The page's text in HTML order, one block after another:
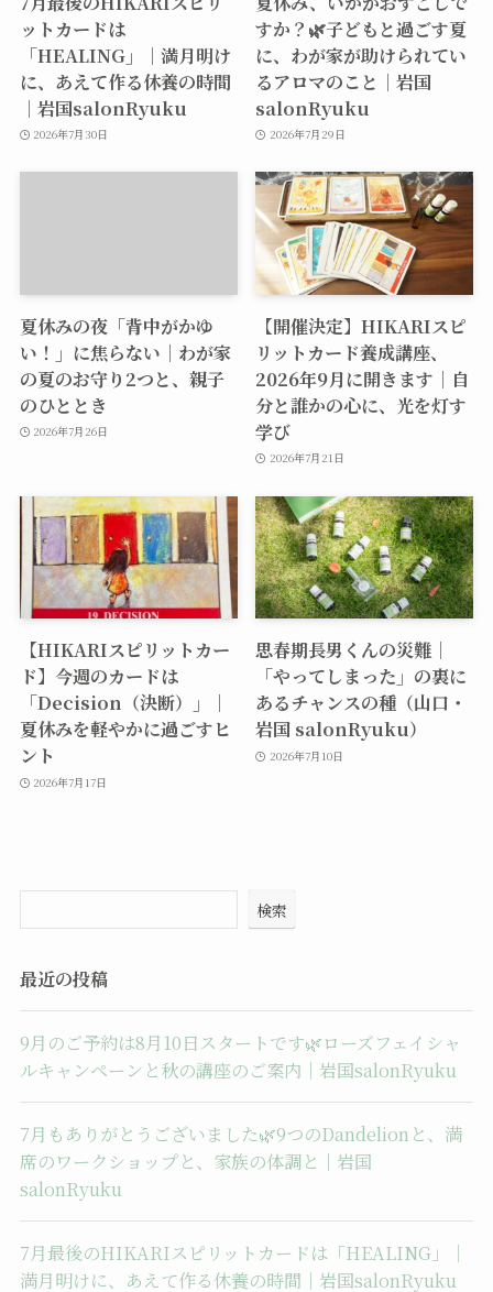
ットカードは
「HEALING」｜満月明け
に、あえて作る休養の時間
｜岩国salonRyuku
2026年7月30日
すか？🌿子どもと過ごす夏
に、わが家が助けられてい
るアロマのこと｜岩国
salonRyuku
2026年7月29日
夏休みの夜「背中がかゆ
い！」に焦らない｜わが家
の夏のお守り2つと、親子
のひととき
2026年7月26日
【開催決定】HIKARIスピ
リットカード養成講座、
2026年9月に開きます｜自
分と誰かの心に、光を灯す
学び
2026年7月21日
【HIKARIスピリットカー
ド】今週のカードは
「Decision（決断）」｜
夏休みを軽やかに過ごすヒ
ント
2026年7月17日
思春期長男くんの災難｜
「やってしまった」の裏に
あるチャンスの種（山口・
岩国 salonRyuku）
2026年7月10日
検索
最近の投稿
9月のご予約は8月10日スタートです🌿ローズフェイシャ
ルキャンペーンと秋の講座のご案内｜岩国salonRyuku
7月もありがとうございました🌿9つのDandelionと、満
席のワークショップと、家族の体調と｜岩国
salonRyuku
7月最後のHIKARIスピリットカードは「HEALING」｜
満月明けに、あえて作る休養の時間｜岩国salonRyuku